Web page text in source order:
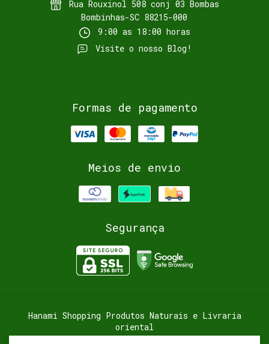
Rua Rouxinol 508 conj 03 Bombas
Bombinhas-SC 88215-000
9:00 as 18:00 horas
Visite o nosso Blog!
Formas de pagamento
Meios de envio
Segurança
Hanami Shopping Produtos Naturais e Livraria
oriental